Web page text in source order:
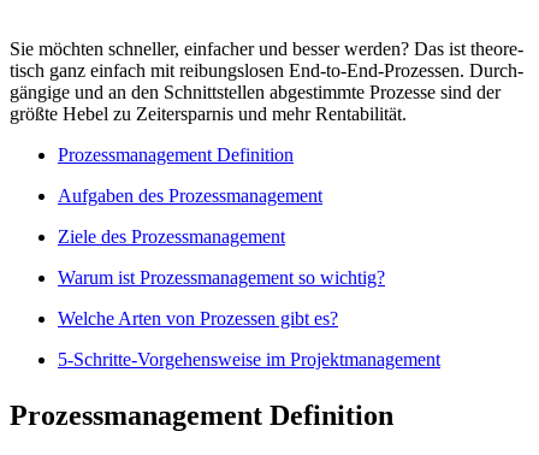
Sie möch­ten schnel­ler, ein­fa­cher und bes­ser wer­den? Das ist theo­re­
tisch ganz ein­fach mit rei­bungs­lo­sen End-to-End-Pro­zes­sen. Durch­
gän­gi­ge und an den Schnitt­stel­len abge­stimm­te Pro­zes­se sind der
größ­te Hebel zu Zeit­er­spar­nis und mehr Ren­ta­bi­li­tät.
Pro­zess­ma­nage­ment Defi­ni­ti­on
Auf­ga­ben des Pro­zess­ma­nage­ment
Zie­le des Pro­zess­ma­nage­ment
War­um ist Pro­zess­ma­nage­ment so wich­tig?
Wel­che Arten von Pro­zes­sen gibt es?
5‑Schrit­te-Vor­ge­hens­wei­se im Pro­jekt­ma­nage­ment
Pro­zess­ma­nage­ment Defi­ni­ti­on